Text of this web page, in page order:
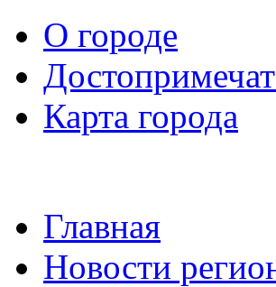
О городе
Карта города
Главная
Новости